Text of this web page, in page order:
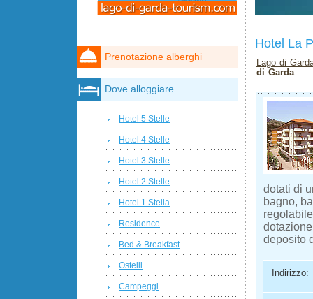
Hotel La
Lago di
di Garda
dotati di
bagno,
deposito
Indirizzo:
Prenotazione alberghi
Dove alloggiare
Hotel 5 Stelle
Hotel 4 Stelle
Hotel 3 Stelle
Hotel 2 Stelle
Hotel 1 Stella
Residence
Bed & Breakfast
Ostelli
Campeggi